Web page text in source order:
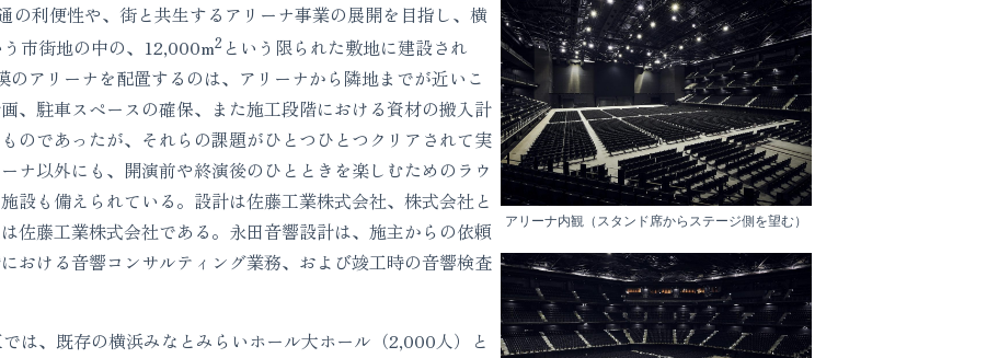
の利便性や、街と共生するアリーナ事業の展開を目指し、横
市街地の中の、12,000m2 という限られた敷地に建設され
のアリーナを配置するのは、アリーナから隣地までが近いこ
、駐車スペースの確保、また施工段階における資材の搬入計
のであったが、それらの課題がひとつひとつクリアされて実
ナ以外にも、開演前や終演後のひとときを楽しむためのラウ
設も備えられている。設計は佐藤工業株式会社、株式会社と
佐藤工業株式会社である。永田音響設計は、施主からの依頼
おける音響コンサルティング業務、および竣工時の音響検査
は、既存の横浜みなとみらいホール大ホール（2,000人）と
アリーナ内観（スタンド席からステージ側を望む）